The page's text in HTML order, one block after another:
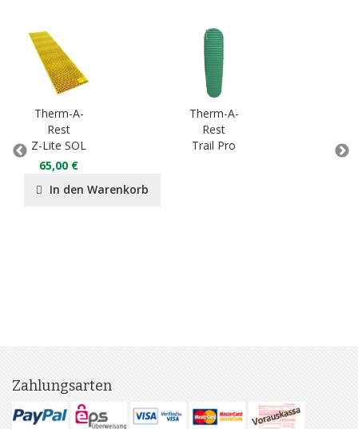
Therm-A-
Rest
Z-Lite SOL
65,00 €
In den Warenkorb
Therm-A-
Rest
Trail Pro
Zahlungsarten